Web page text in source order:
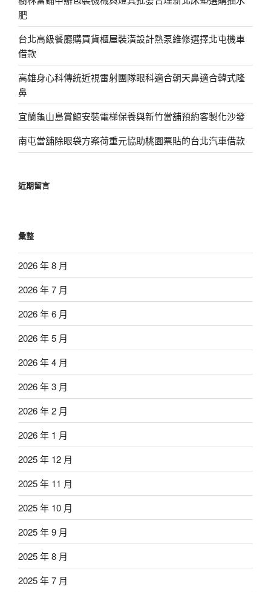
肥
台北高級餐廳購買貨櫃屋裝潢設計熱泵維修選擇北屯機車
借款
高雄身心科傳統近視雷射團隊眼科適合朝天鼻適合韓式隆
鼻
宜蘭龜山島賞鯨安裝電梯保養與新竹當舖預約客製化沙發
南屯當舖除眼袋方案荷重元協助桃園票貼的台北汽車借款
近期留言
彙整
2026 年 8 月
2026 年 7 月
2026 年 6 月
2026 年 5 月
2026 年 4 月
2026 年 3 月
2026 年 2 月
2026 年 1 月
2025 年 12 月
2025 年 11 月
2025 年 10 月
2025 年 9 月
2025 年 8 月
2025 年 7 月